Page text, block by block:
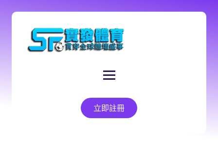
立即註冊